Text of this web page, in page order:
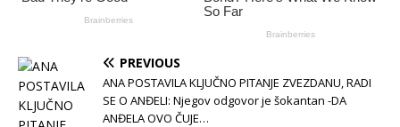
PREVIOUS
ANA POSTAVILA KLJUČNO PITANJE ZVEZDANU, RADI
SE O ANĐELI: Njegov odgovor je šokantan -DA
ANĐELA OVO ČUJE…